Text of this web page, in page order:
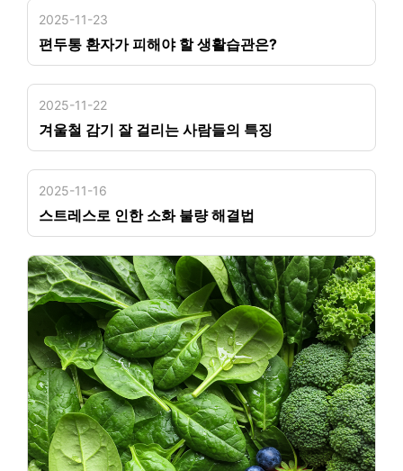
2025-11-23
편두통 환자가 피해야 할 생활습관은?
2025-11-22
겨울철 감기 잘 걸리는 사람들의 특징
2025-11-16
스트레스로 인한 소화 불량 해결법